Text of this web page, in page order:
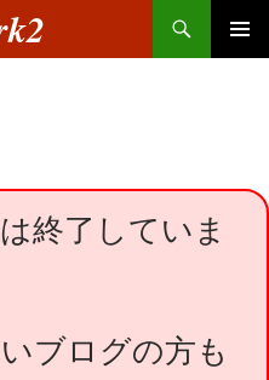
終了していま
ブログの方も